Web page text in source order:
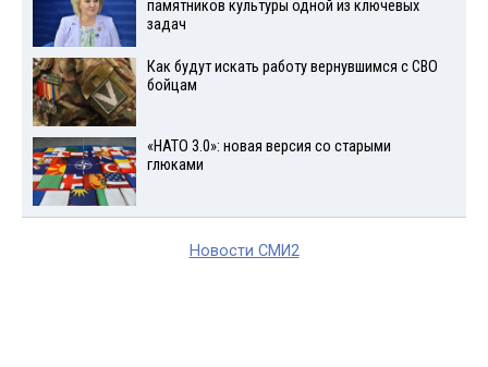
памятников культуры одной из ключевых
задач
Как будут искать работу вернувшимся с СВО
бойцам
«НАТО 3.0»: новая версия со старыми
глюками
Новости СМИ2